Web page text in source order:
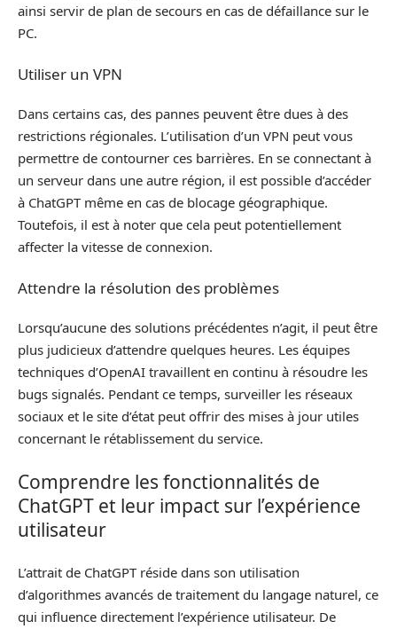
ainsi servir de plan de secours en cas de défaillance sur le
PC.
Utiliser un VPN
Dans certains cas, des pannes peuvent être dues à des
restrictions régionales. L’utilisation d’un VPN peut vous
permettre de contourner ces barrières. En se connectant à
un serveur dans une autre région, il est possible d’accéder
à ChatGPT même en cas de blocage géographique.
Toutefois, il est à noter que cela peut potentiellement
affecter la vitesse de connexion.
Attendre la résolution des problèmes
Lorsqu’aucune des solutions précédentes n’agit, il peut être
plus judicieux d’attendre quelques heures. Les équipes
techniques d’OpenAI travaillent en continu à résoudre les
bugs signalés. Pendant ce temps, surveiller les réseaux
sociaux et le site d’état peut offrir des mises à jour utiles
concernant le rétablissement du service.
Comprendre les fonctionnalités de
ChatGPT et leur impact sur l’expérience
utilisateur
L’attrait de ChatGPT réside dans son utilisation
d’algorithmes avancés de traitement du langage naturel, ce
qui influence directement l’expérience utilisateur. De